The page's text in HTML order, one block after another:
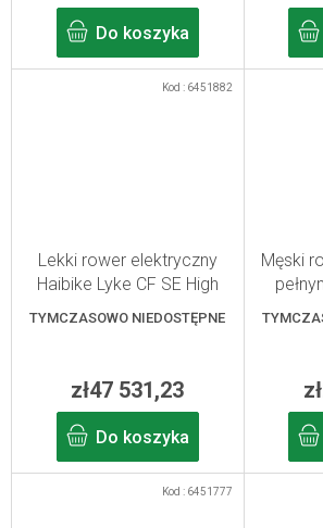
Do koszyka
Lekki rower elektryczny
Haibike Lyke CF SE High
black gold/leaf L/47 2025
TYMCZASOWO NIEDOSTĘPNE
zł47 531,23
Do koszyka
Kod : 6451882
Męski
Kod : 6451777